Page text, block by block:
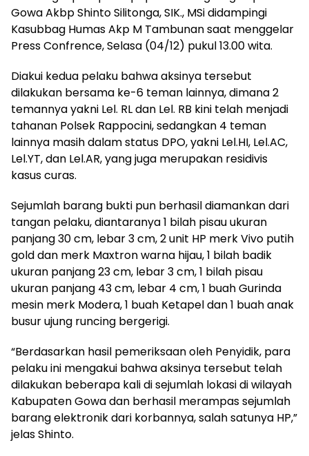
Gowa Akbp Shinto Silitonga, SIK., MSi didampingi
Kasubbag Humas Akp M Tambunan saat menggelar
Press Confrence, Selasa (04/12) pukul 13.00 wita.
Diakui kedua pelaku bahwa aksinya tersebut
dilakukan bersama ke-6 teman lainnya, dimana 2
temannya yakni Lel. RL dan Lel. RB kini telah menjadi
tahanan Polsek Rappocini, sedangkan 4 teman
lainnya masih dalam status DPO, yakni Lel.HI, Lel.AC,
Lel.YT, dan Lel.AR, yang juga merupakan residivis
kasus curas.
Sejumlah barang bukti pun berhasil diamankan dari
tangan pelaku, diantaranya 1 bilah pisau ukuran
panjang 30 cm, lebar 3 cm, 2 unit HP merk Vivo putih
gold dan merk Maxtron warna hijau, 1 bilah badik
ukuran panjang 23 cm, lebar 3 cm, 1 bilah pisau
ukuran panjang 43 cm, lebar 4 cm, 1 buah Gurinda
mesin merk Modera, 1 buah Ketapel dan 1 buah anak
busur ujung runcing bergerigi.
“Berdasarkan hasil pemeriksaan oleh Penyidik, para
pelaku ini mengakui bahwa aksinya tersebut telah
dilakukan beberapa kali di sejumlah lokasi di wilayah
Kabupaten Gowa dan berhasil merampas sejumlah
barang elektronik dari korbannya, salah satunya HP,”
jelas Shinto.